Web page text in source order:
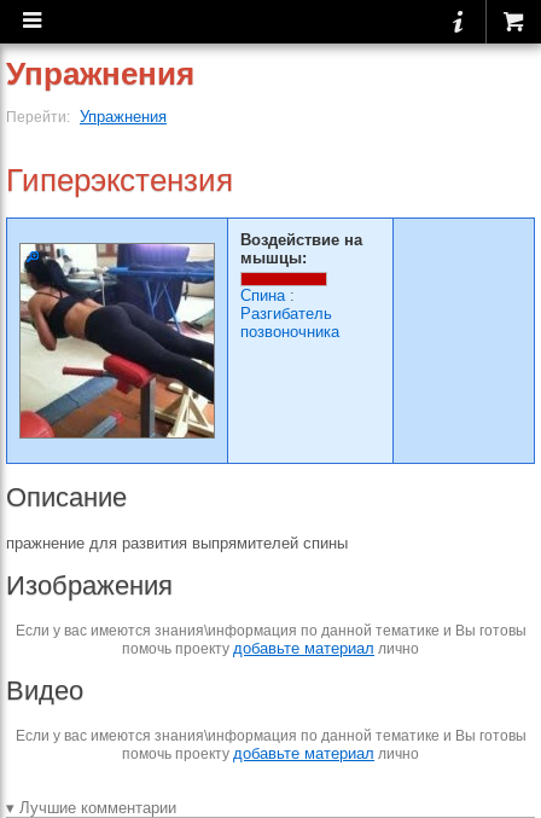
Упражнения
Перейти: Упражнения
Гиперэкстензия
Воздействие на
мышцы:
Спина:
Разгибатель
позвоночника
Описание
пражнение для развития выпрямителей спины
Изображения
Если у вас имеются знания\информация по данной тематике и Вы готовы
помочь проекту добавьте материал лично
Видео
Если у вас имеются знания\информация по данной тематике и Вы готовы
помочь проекту добавьте материал лично
▾ Лучшие комментарии